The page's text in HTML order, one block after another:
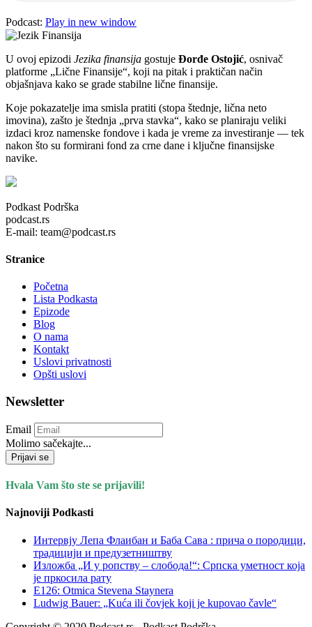
Podcast: Play in new window
U ovoj epizodi Jezika finansija gostuje Đorđe Ostojić, osnivač
platforme „Lične Finansije“, koji na pitak i praktičan način
objašnjava kako se grade stabilne lične finansije.
Koje pokazatelje ima smisla pratiti (stopa štednje, lična neto
imovina), zašto je štednja „prva stavka“, kako se planiraju veliki
izdaci kroz namenske fondove i kada je vreme za investiranje — tek
nakon što su formirani fond za crne dane i ključne finansijske
navike.
Podkast Podrška
podcast.rs
E-mail: team@podcast.rs
Stranice
Početna
Lista Podkasta
Epizode
Blog
O nama
Kontakt
Uslovi privatnosti
Opšti uslovi
Newsletter
Email
Molimo sačekajte...
Prijavi se
Hvala Vam što ste se prijavili!
Najnoviji Podkasti
Интервју Лепа Флаибан и Баба Сава : прича о породици,
традицији и предузетништву
Изложба „И у ропству – слобода!“: Српска уметност која
је пркосила рату
E126: Otmica Stevena Staynera
Ludwig Bauer: „Kuća ili čovjek koji je kupovao čavle“